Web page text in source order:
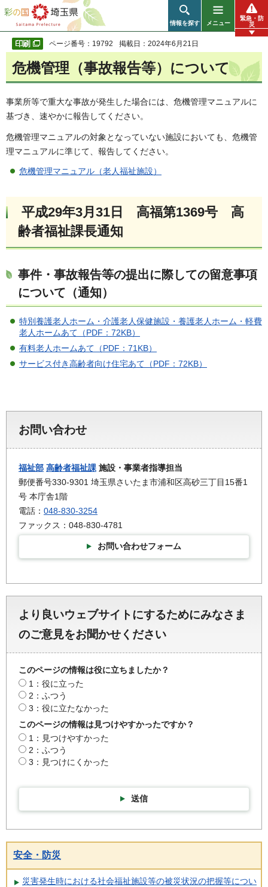
彩の国 埼玉県
情報を探す メニュー
緊急・防
災
ページ番号：19792 掲載日：2024年6月21日
危機管理（事故報告等）について
事業所等で重大な事故が発生した場合には、危機管理マニュアルに
基づき、速やかに報告してください。
危機管理マニュアルの対象となっていない施設においても、危機管
理マニュアルに準じて、報告してください。
危機管理マニュアル（老人福祉施設）
平成29年3月31日 高福第1369号 高
齢者福祉課長通知
事件・事故報告等の提出に際しての留意事項
について（通知）
特別養護老人ホーム・介護老人保健施設・養護老人ホーム・軽費
老人ホームあて（PDF：72KB）
有料老人ホームあて（PDF：71KB）
サービス付き高齢者向け住宅あて（PDF：72KB）
お問い合わせ
福祉部 高齢者福祉課 施設・事業者指導担当
郵便番号330-9301 埼玉県さいたま市浦和区高砂三丁目15番1
号 本庁舎1階
電話： 048-830-3254
ファックス：048-830-4781
お問い合わせフォーム
より良いウェブサイトにするためにみなさま
のご意見をお聞かせください
このページの情報は役に立ちましたか？
1：役に立った
2：ふつう
3：役に立たなかった
このページの情報は見つけやすかったですか？
1：見つけやすかった
2：ふつう
3：見つけにくかった
送信
安全・防災
災害発生時における社会福祉施設等の被災状況の把握等につい